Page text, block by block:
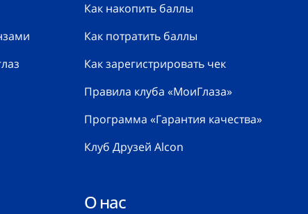
Как накопить баллы
Как потратить баллы
Как зарегистрировать чек
Правила клуба «МоиГлаза»
Программа «Гарантия качества»
Клуб Друзей Alcon
О нас